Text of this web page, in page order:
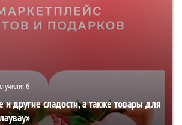
6
другие сладости, а также товары для